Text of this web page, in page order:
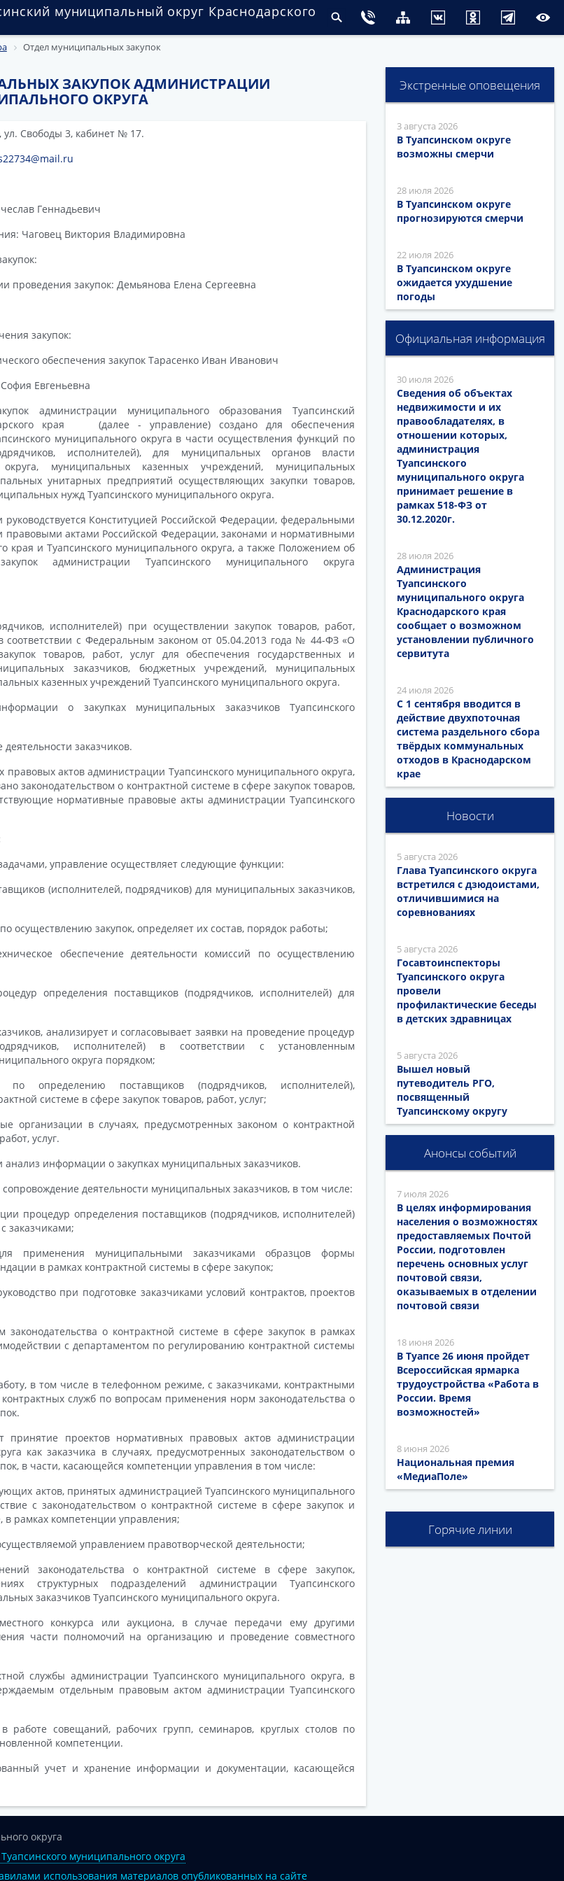
муниципальный округ Краснодарского
Отдел муниципальных закупок
ЗАКУПОК АДМИНИСТРАЦИИ
ОКРУГА
ул. Свободы 3, кабинет № 17.
Геннадьевич
Чаговец Виктория Владимировна
проведения закупок: Демьянова Елена Сергеевна
закупок:
обеспечения закупок Тарасенко Иван Иванович
Евгеньевна
администрации муниципального образования Туапсинский
края (далее - управление) создано для обеспечения
муниципального округа в части осуществления функций по
исполнителей), для муниципальных органов власти
округа, муниципальных казенных учреждений, муниципальных
унитарных предприятий осуществляющих закупки товаров,
нужд Туапсинского муниципального округа.
Конституцией Российской Федерации, федеральными
актами Российской Федерации, законами и нормативными
края и Туапсинского муниципального округа, а также Положением об
администрации Туапсинского муниципального округа
исполнителей) при осуществлении закупок товаров, работ,
соответствии с Федеральным законом от 05.04.2013 года № 44-ФЗ «О
товаров, работ, услуг для обеспечения государственных и
заказчиков, бюджетных учреждений, муниципальных
казенных учреждений Туапсинского муниципального округа.
о закупках муниципальных заказчиков Туапсинского
заказчиков.
правовых актов администрации Туапсинского муниципального округа,
законодательством о контрактной системе в сфере закупок товаров,
нормативные правовые акты администрации Туапсинского
управление осуществляет следующие функции:
(исполнителей, подрядчиков) для муниципальных заказчиков,
осуществлению закупок, определяет их состав, порядок работы;
обеспечение деятельности комиссий по осуществлению
определения поставщиков (подрядчиков, исполнителей) для
анализирует и согласовывает заявки на проведение процедур
исполнителей) в соответствии с установленным
округа порядком;
по определению поставщиков (подрядчиков, исполнителей),
системе в сфере закупок товаров, работ, услуг;
организации в случаях, предусмотренных законом о контрактной
услуг.
информации о закупках муниципальных заказчиков.
деятельности муниципальных заказчиков, в том числе:
процедур определения поставщиков (подрядчиков, исполнителей)
заказчиками;
применения муниципальными заказчиками образцов формы
в рамках контрактной системы в сфере закупок;
при подготовке заказчиками условий контрактов, проектов
законодательства о контрактной системе в сфере закупок в рамках
с департаментом по регулированию контрактной системы
в том числе в телефонном режиме, с заказчиками, контрактными
служб по вопросам применения норм законодательства о
принятие проектов нормативных правовых актов администрации
как заказчика в случаях, предусмотренных законодательством о
в части, касающейся компетенции управления в том числе:
актов, принятых администрацией Туапсинского муниципального
с законодательством о контрактной системе в сфере закупок и
в рамках компетенции управления;
управлением правотворческой деятельности;
законодательства о контрактной системе в сфере закупок,
структурных подразделений администрации Туапсинского
заказчиков Туапсинского муниципального округа.
конкурса или аукциона, в случае передачи ему другими
части полномочий на организацию и проведение совместного
службы администрации Туапсинского муниципального округа, в
отдельным правовым актом администрации Туапсинского
работе совещаний, рабочих групп, семинаров, круглых столов по
компетенции.
учет и хранение информации и документации, касающейся
Экстренные оповещения
3 августа 2026
В Туапсинском округе
возможны смерчи
28 июля 2026
В Туапсинском округе
прогнозируются смерчи
22 июля 2026
В Туапсинском округе
ожидается ухудшение
погоды
Официальная информация
30 июля 2026
Сведения об объектах
недвижимости и их
правообладателях, в
отношении которых,
администрация
Туапсинского
муниципального округа
принимает решение в
рамках 518-ФЗ от
30.12.2020г.
28 июля 2026
Администрация
Туапсинского
муниципального округа
Краснодарского края
сообщает о возможном
установлении публичного
сервитута
24 июля 2026
С 1 сентября вводится в
действие двухпоточная
система раздельного сбора
твёрдых коммунальных
отходов в Краснодарском
крае
Новости
5 августа 2026
Глава Туапсинского округа
встретился с дзюдоистами,
отличившимися на
соревнованиях
5 августа 2026
Госавтоинспекторы
Туапсинского округа
провели
профилактические беседы
в детских здравницах
5 августа 2026
Вышел новый
путеводитель РГО,
посвященный
Туапсинскому округу
Анонсы событий
7 июля 2026
В целях информирования
населения о возможностях
предоставляемых Почтой
России, подготовлен
перечень основных услуг
почтовой связи,
оказываемых в отделении
почтовой связи
18 июня 2026
В Туапсе 26 июня пройдет
Всероссийская ярмарка
трудоустройства «Работа в
России. Время
возможностей»
8 июня 2026
Национальная премия
«МедиаПоле»
Горячие линии
округа
муниципального округа
использования материалов опубликованных на сайте